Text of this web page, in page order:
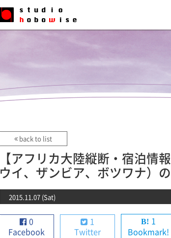
back to list
【アフリカ大陸縦断・宿泊情
ウイ、ザンビア、ボツワナ）
2015.11.07 (Sat)
0
Facebook
1
Twitter
1
Bookmark!